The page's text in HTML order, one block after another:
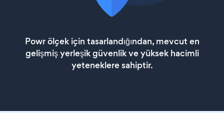
Powr ölçek için tasarlandığından, mevcut en
gelişmiş yerleşik güvenlik ve yüksek hacimli
yeteneklere sahiptir.